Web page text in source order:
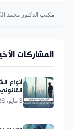
مكتب الدكتور محمد
المشاركات
أنواع
3 مايو، 2026